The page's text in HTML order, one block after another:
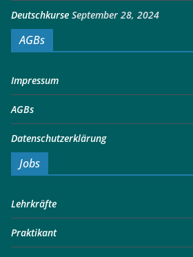
Deutschkurse September 28, 2024
AGBs
Impressum
AGBs
Datenschutzerklärung
Jobs
Lehrkräfte
Praktikant